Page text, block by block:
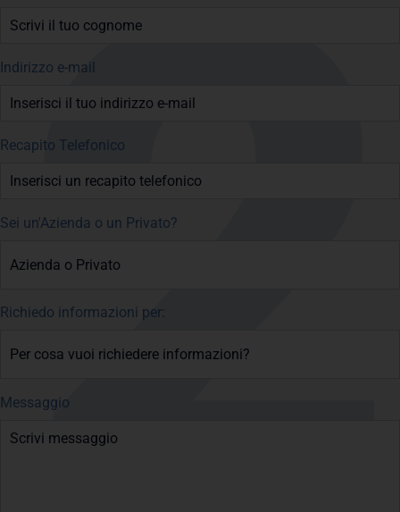
Indirizzo e-mail
Recapito Telefonico
Sei un'Azienda o un Privato?
Richiedo informazioni per:
Messaggio